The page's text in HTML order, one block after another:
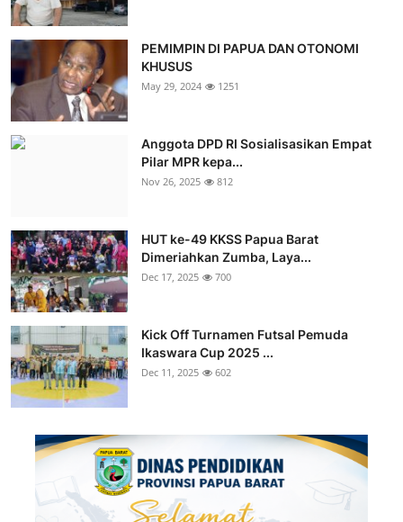
PEMIMPIN DI PAPUA DAN OTONOMI
KHUSUS
May 29, 2024 1251
Anggota DPD RI Sosialisasikan Empat
Pilar MPR kepa...
Nov 26, 2025 812
HUT ke-49 KKSS Papua Barat
Dimeriahkan Zumba, Laya...
Dec 17, 2025 700
Kick Off Turnamen Futsal Pemuda
Ikaswara Cup 2025 ...
Dec 11, 2025 602